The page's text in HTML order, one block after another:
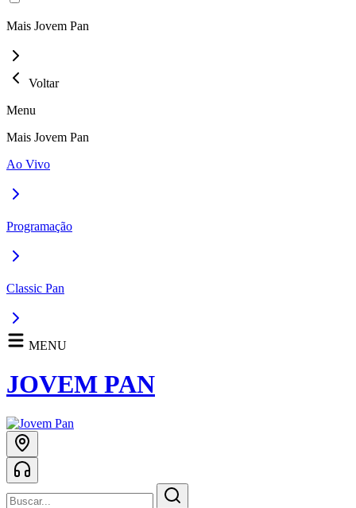
Mais Jovem Pan
Voltar
Menu
Mais Jovem Pan
Ao Vivo
Programação
Classic Pan
MENU
JOVEM PAN